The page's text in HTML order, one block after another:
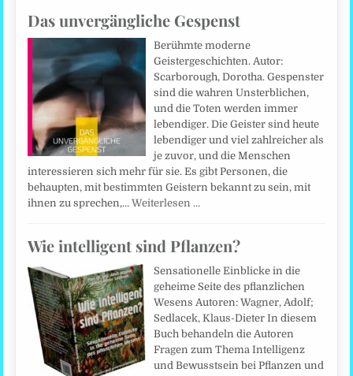
Das unvergängliche Gespenst
Berühmte moderne
Geistergeschichten. Autor:
Scarborough, Dorotha. Gespenster
sind die wahren Unsterblichen,
und die Toten werden immer
lebendiger. Die Geister sind heute
lebendiger und viel zahlreicher als
je zuvor, und die Menschen
interessieren sich mehr für sie. Es gibt Personen, die
behaupten, mit bestimmten Geistern bekannt zu sein, mit
ihnen zu sprechen,…Weiterlesen …
Wie intelligent sind Pflanzen?
Sensationelle Einblicke in die
geheime Seite des pflanzlichen
Wesens Autoren: Wagner, Adolf;
Sedlacek, Klaus-Dieter In diesem
Buch behandeln die Autoren
Fragen zum Thema Intelligenz
und Bewusstsein bei Pflanzen und